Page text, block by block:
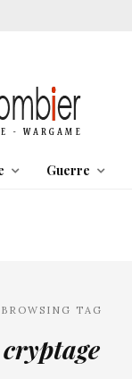
Guerre
BROWSING TAG
cryptage